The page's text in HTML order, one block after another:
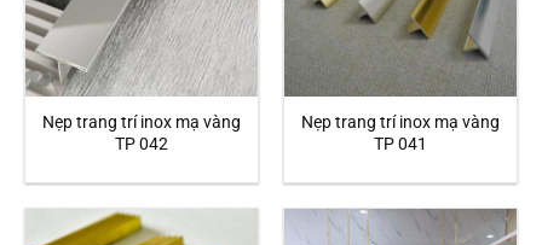
Nẹp trang trí inox mạ vàng
TP 042
Nẹp trang trí inox mạ vàng
TP 041